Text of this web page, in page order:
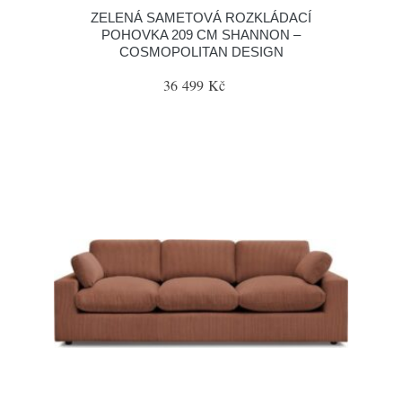
ZELENÁ SAMETOVÁ ROZKLÁDACÍ
POHOVKA 209 CM SHANNON –
COSMOPOLITAN DESIGN
36 499 Kč